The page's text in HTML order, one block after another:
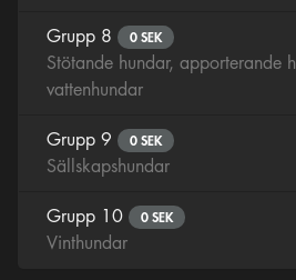
Grupp 8 0 SEK
Stötande hundar, apporterande
vattenhundar
Grupp 9 0 SEK
Sällskapshundar
Grupp 10 0 SEK
Vinthundar